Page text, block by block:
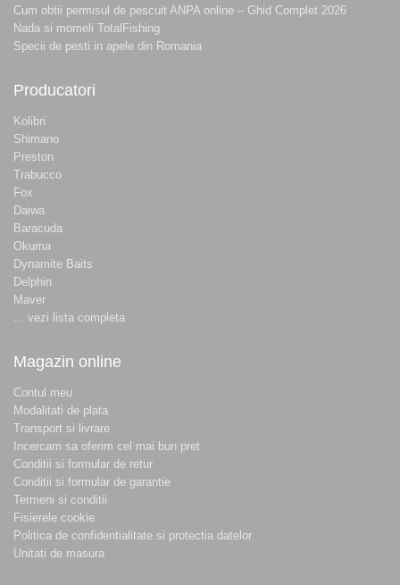
Cum obtii permisul de pescuit ANPA online – Ghid Complet 2026
Nada si momeli TotalFishing
Specii de pesti in apele din Romania
Producatori
Kolibri
Shimano
Preston
Trabucco
Fox
Daiwa
Baracuda
Okuma
Dynamite Baits
Delphin
Maver
... vezi lista completa
Magazin online
Contul meu
Modalitati de plata
Transport si livrare
Incercam sa oferim cel mai bun pret
Conditii si formular de retur
Conditii si formular de garantie
Termeni si conditii
Fisierele cookie
Politica de confidentialitate si protectia datelor
Unitati de masura